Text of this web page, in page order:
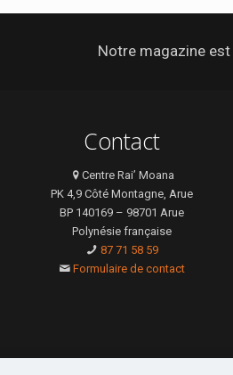
Notre magazine est
Contact
Centre Rai’ Moana
PK 4,9 Côté Montagne, Arue
BP 140169 – 98701 Arue
Polynésie française
87 71 58 59
Formulaire de contact